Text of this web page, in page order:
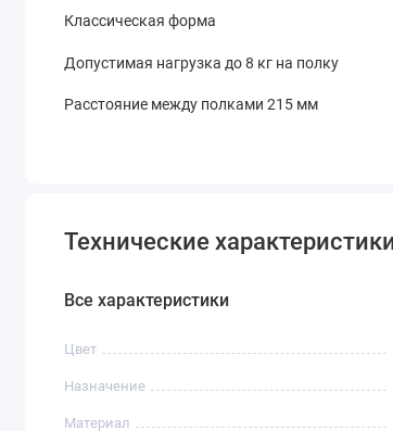
Классическая форма
Допустимая нагрузка до 8 кг на полку
Расстояние между полками 215 мм
Технические
Все характеристики
Цвет
Назначение
Материал